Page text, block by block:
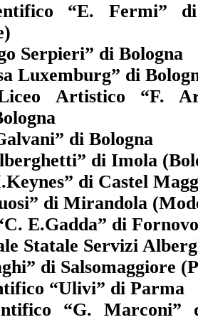
“E. Fermi” di
Serpieri” di Bologna
Luxemburg” di
Artistico “F.
di Bologna
di Imola
di Castel
di Mirandola
E.Gadda” di
Statale Servizi
di Salsomaggiore
“Ulivi” di Parma
“G. Marconi”